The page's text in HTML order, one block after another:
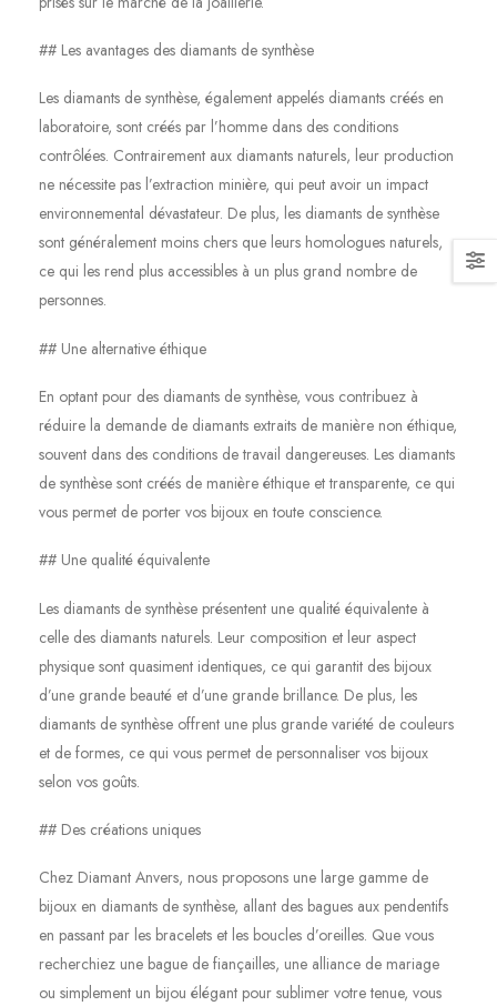
## Les avantages des diamants de synthèse
Les diamants de synthèse, également appelés diamants créés en
laboratoire, sont créés par l’homme dans des conditions
contrôlées. Contrairement aux diamants naturels, leur production
ne nécessite pas l’extraction minière, qui peut avoir un impact
environnemental dévastateur. De plus, les diamants de synthèse
sont généralement moins chers que leurs homologues naturels,
ce qui les rend plus accessibles à un plus grand nombre de
personnes.
## Une alternative éthique
En optant pour des diamants de synthèse, vous contribuez à
réduire la demande de diamants extraits de manière non éthique,
souvent dans des conditions de travail dangereuses. Les diamants
de synthèse sont créés de manière éthique et transparente, ce qui
vous permet de porter vos bijoux en toute conscience.
## Une qualité équivalente
Les diamants de synthèse présentent une qualité équivalente à
celle des diamants naturels. Leur composition et leur aspect
physique sont quasiment identiques, ce qui garantit des bijoux
d’une grande beauté et d’une grande brillance. De plus, les
diamants de synthèse offrent une plus grande variété de couleurs
et de formes, ce qui vous permet de personnaliser vos bijoux
selon vos goûts.
## Des créations uniques
Chez Diamant Anvers, nous proposons une large gamme de
bijoux en diamants de synthèse, allant des bagues aux pendentifs
en passant par les bracelets et les boucles d’oreilles. Que vous
recherchiez une bague de fiançailles, une alliance de mariage
ou simplement un bijou élégant pour sublimer votre tenue, vous